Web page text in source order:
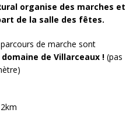
organise des marches et
de la salle des fêtes.
de marche sont
de Villarceaux ! (pas